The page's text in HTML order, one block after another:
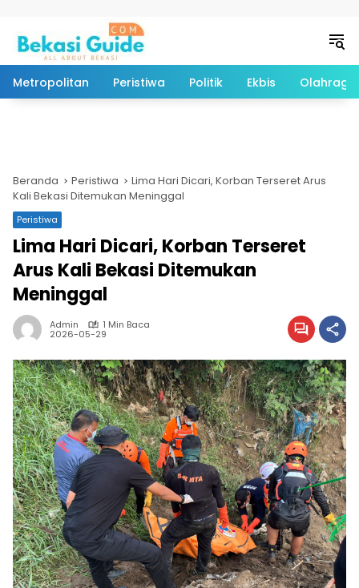
Metropolitan Peristiwa Politik Ekbis Olahraga
Beranda Peristiwa
Lima Hari Dicari, Korban Terseret Arus
Kali Bekasi Ditemukan Meninggal
Peristiwa
Lima Hari Dicari, Korban Terseret
Arus Kali Bekasi Ditemukan
Meninggal
Admin 1 Min Baca
2026-05-29